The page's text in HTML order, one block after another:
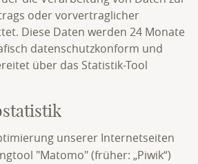
oder vorvertraglicher
Diese Daten werden 24 Monate
datenschutzkonform und
über das Statistik-Tool
unserer Internetseiten
"Matomo" (früher: „Piwik“)